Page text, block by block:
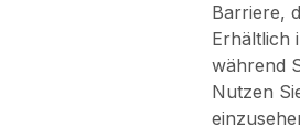
Barriere,
Erhältlich
während
Nutzen